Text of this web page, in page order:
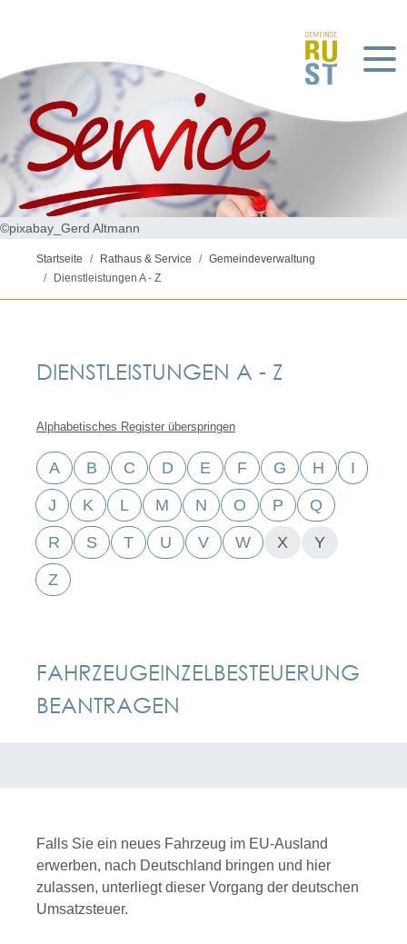
©pixabay_Gerd Altmann
Startseite Rathaus & Service
Gemeindeverwaltung
Dienstleistungen A - Z
DIENSTLEISTUNGEN A - Z
Alphabetisches Register überspringen
A B C D E F G H I
J K L M N O P Q
R S T U V W X Y
Z
FAHRZEUGEINZELBESTEUERUNG
BEANTRAGEN
Falls Sie ein neues Fahrzeug im EU-Ausland
erwerben, nach Deutschland bringen und hier
zulassen, unterliegt dieser Vorgang der deutschen
Umsatzsteuer.